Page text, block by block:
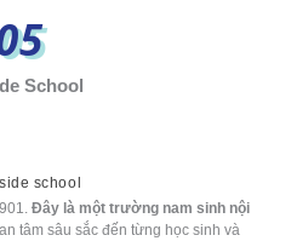
School
Đây là một trường nam sinh nội
tâm sâu sắc đến từng học sinh và